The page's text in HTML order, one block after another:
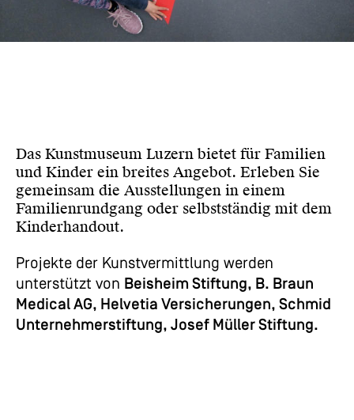
Das Kunstmuseum Luzern bietet für Familien
und Kinder ein breites Angebot. Erleben Sie
gemeinsam die Ausstellungen in einem
Familienrundgang oder selbstständig mit dem
Kinderhandout.
Projekte der Kunstvermittlung werden
unterstützt von Beisheim Stiftung, B. Braun
Medical AG, Helvetia Versicherungen, Schmid
Unternehmerstiftung, Josef Müller Stiftung.